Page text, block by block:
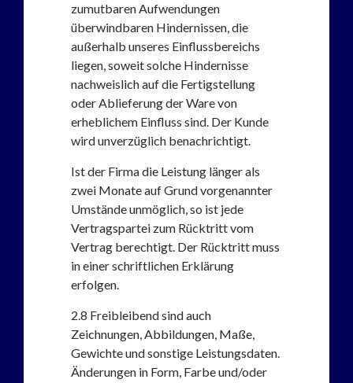
zumutbaren Aufwendungen
überwindbaren Hindernissen, die
außerhalb unseres Einflussbereichs
liegen, soweit solche Hindernisse
nachweislich auf die Fertigstellung
oder Ablieferung der Ware von
erheblichem Einfluss sind. Der Kunde
wird unverzüglich benachrichtigt.
Ist der Firma die Leistung länger als
zwei Monate auf Grund vorgenannter
Umstände unmöglich, so ist jede
Vertragspartei zum Rücktritt vom
Vertrag berechtigt. Der Rücktritt muss
in einer schriftlichen Erklärung
erfolgen.
2.8 Freibleibend sind auch
Zeichnungen, Abbildungen, Maße,
Gewichte und sonstige Leistungsdaten.
Änderungen in Form, Farbe und/oder